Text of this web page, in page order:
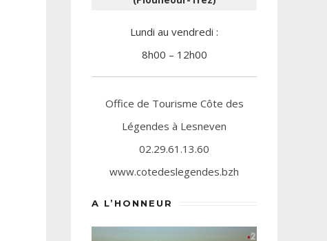
Lundi au vendredi :
8h00 – 12h00
Office de Tourisme Côte des
Légendes à Lesneven
02.29.61.13.60
www.cotedeslegendes.bzh
A L’HONNEUR